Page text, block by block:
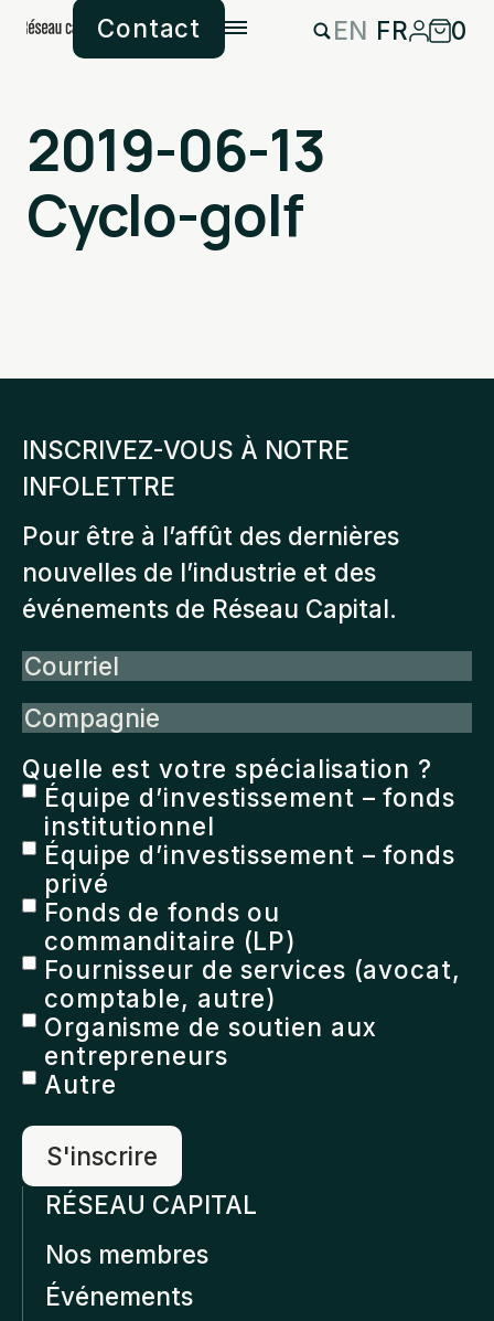
EN FR 0
Contact
2019-06-13
Cyclo-golf
INSCRIVEZ-VOUS À NOTRE
INFOLETTRE
Pour être à l’affût des dernières
nouvelles de l’industrie et des
événements de Réseau Capital.
Courriel
Compagnie
Quelle est votre spécialisation ?
Équipe d’investissement – fonds
institutionnel
Équipe d’investissement – fonds
privé
Fonds de fonds ou
commanditaire (LP)
Fournisseur de services (avocat,
comptable, autre)
Organisme de soutien aux
entrepreneurs
Autre
RÉSEAU CAPITAL
Nos membres
Événements